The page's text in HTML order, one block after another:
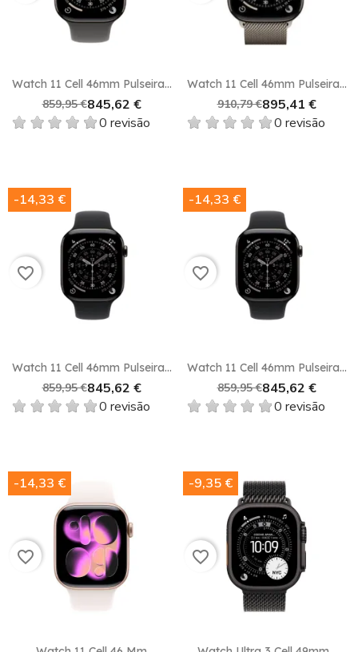
Watch 11 Cell 46mm Pulseira...
859,95 €845,62 €
0 revisão
Watch 11 Cell 46mm Pulseira...
910,79 €895,41 €
0 revisão
Watch 11 Cell 46mm Pulseira...
859,95 €845,62 €
0 revisão
-14,33 €
favorite_border
Watch 11 Cell 46mm Pulseira...
859,95 €845,62 €
0 revisão
-14,33 €
favorite_border
-14,33 €
favorite_border
-9,35 €
favorite_border